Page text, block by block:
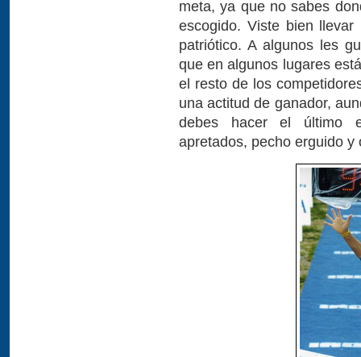
meta, ya que no sabes
escogido. Viste bien
patriótico. A algunos les
que en algunos lugares
el resto de los
una actitud de ganador,
debes hacer el último
apretados, pecho erguido